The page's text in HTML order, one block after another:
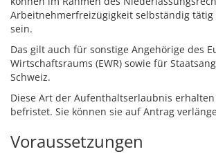
Arbeitnehmerfreizügigkeit selbständig
sein.
Das gilt auch für sonstige Angehörige des
Wirtschaftsraums (EWR) sowie für
Schweiz.
Diese Art der Aufenthaltserlaubnis
befristet. Sie können sie auf Antrag
Voraussetzungen